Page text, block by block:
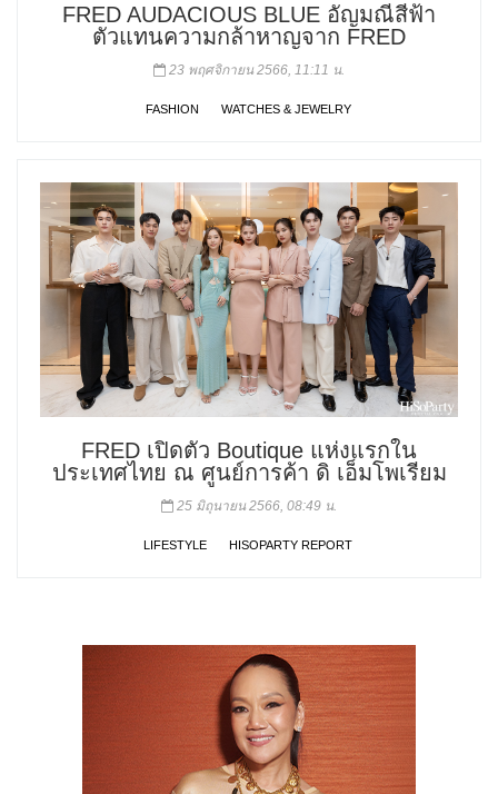
FRED AUDACIOUS BLUE อัญมณีสีฟ้า
ตัวแทนความกล้าหาญจาก FRED
23 พฤศจิกายน 2566, 11:11 น.
FASHION WATCHES & JEWELRY
FRED เปิดตัว Boutique แห่งแรกใน
ประเทศไทย ณ ศูนย์การค้า ดิ เอ็มโพเรียม
25 มิถุนายน 2566, 08:49 น.
LIFESTYLE HISOPARTY REPORT